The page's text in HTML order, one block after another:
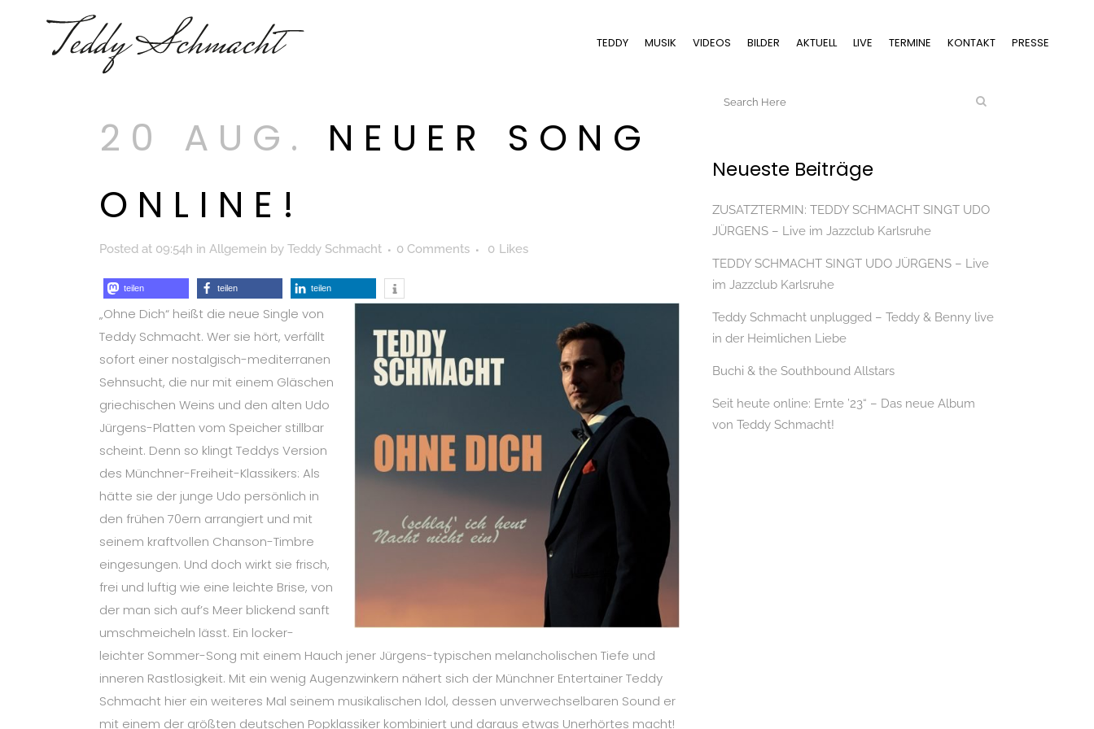
TEDDY MUSIK VIDEOS BILDER AKTUELL LIVE TERMINE KONTAKT PRESSE
20 AUG.
NEUER SONG
ONLINE!
Posted at 09:54h in Allgemein by Teddy Schmacht 0 Comments 0 Likes
teilen teilen teilen
„Ohne Dich“ heißt die neue Single von
Teddy Schmacht. Wer sie hört, verfällt
sofort einer nostalgisch-mediterranen
Sehnsucht, die nur mit einem Gläschen
griechischen Weins und den alten Udo
Jürgens-Platten vom Speicher stillbar
scheint. Denn so klingt Teddys Version
des Münchner-Freiheit-Klassikers: Als
hätte sie der junge Udo persönlich in
den frühen 70ern arrangiert und mit
seinem kraftvollen Chanson-Timbre
eingesungen. Und doch wirkt sie frisch,
frei und luftig wie eine leichte Brise, von
der man sich auf’s Meer blickend sanft
umschmeicheln lässt. Ein locker-
leichter Sommer-Song mit einem Hauch jener Jürgens-typischen melancholischen Tiefe und
inneren Rastlosigkeit. Mit ein wenig Augenzwinkern nähert sich der Münchner Entertainer Teddy
Schmacht hier ein weiteres Mal seinem musikalischen Idol, dessen unverwechselbaren Sound er
mit einem der größten deutschen Popklassiker kombiniert und daraus etwas Unerhörtes macht!
Neueste Beiträge
ZUSATZTERMIN: TEDDY SCHMACHT SINGT UDO
JÜRGENS – Live im Jazzclub Karlsruhe
TEDDY SCHMACHT SINGT UDO JÜRGENS – Live
im Jazzclub Karlsruhe
Teddy Schmacht unplugged – Teddy & Benny live
in der Heimlichen Liebe
Buchi & the Southbound Allstars
Seit heute online: Ernte ’23“ – Das neue Album
von Teddy Schmacht!